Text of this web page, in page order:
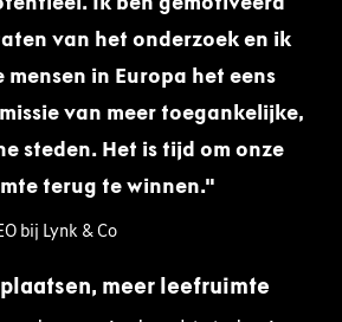
van het onderzoek en ik
in Europa het eens
van meer toegankelijke,
steden. Het is tijd om onze
terug te winnen.
bij Lynk & Co
meer leefruimte